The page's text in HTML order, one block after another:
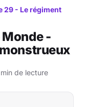
29 - Le régiment
Monde -
min de lecture